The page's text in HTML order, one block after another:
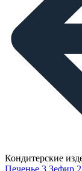
Кондитерские
Печенье 3 Зефир 2